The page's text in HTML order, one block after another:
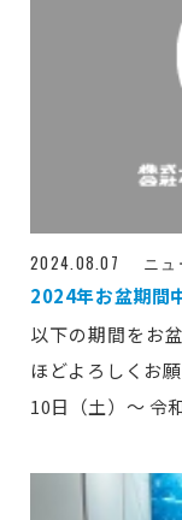
2024.08.07 ニュ
2024年お盆期間
以下の期間をお
ほどよろしくお
10日（土）～ 令